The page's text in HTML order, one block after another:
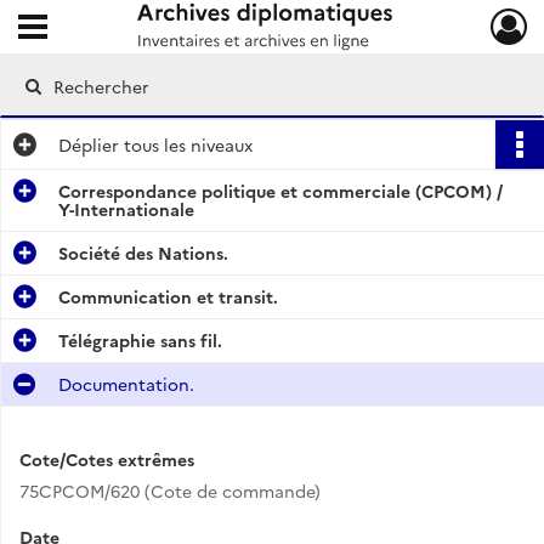
Archives diplomatiques
Ouvrir le menu déroulant
Déplier tous les niveaux
Correspondance politique et commerciale (CPCOM) /
Y-Internationale
Société des Nations.
Communication et transit.
Télégraphie sans fil.
Documentation.
Cote/Cotes extrêmes
75CPCOM/620 (Cote de commande)
Date